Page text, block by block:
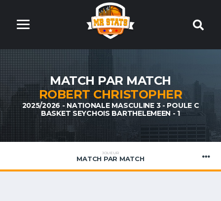
MATCH PAR MATCH
ROBERT CHRISTOPHER
2025/2026 - NATIONALE MASCULINE 3 - POULE C
BASKET SEYCHOIS BARTHELEMEEN - 1
JOUEUR
MATCH PAR MATCH